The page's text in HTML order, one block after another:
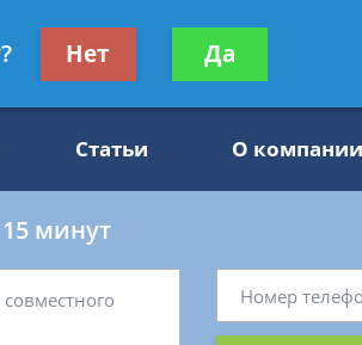
Получите консультацию
бесплатно
Статьи О компании
минут
Нет Да